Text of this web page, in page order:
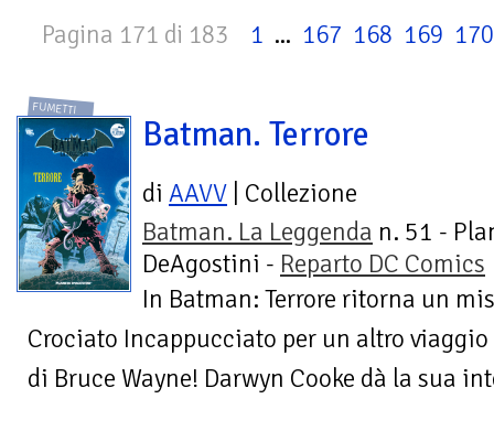
Pagina 171 di 183 1 ... 167 168 169 170
FUMETTI
Batman. Terrore
di AAVV | Collezione
Batman. La Leggenda n. 51 -
DeAgostini - Reparto DC Comics
In Batman: Terrore ritorna un
Crociato Incappucciato per un altro
di Bruce Wayne! Darwyn Cooke dà la sua